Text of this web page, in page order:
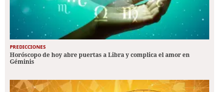
PREDICCIONES
Horóscopo de hoy abre puertas a Libra y complica el amor en
Géminis